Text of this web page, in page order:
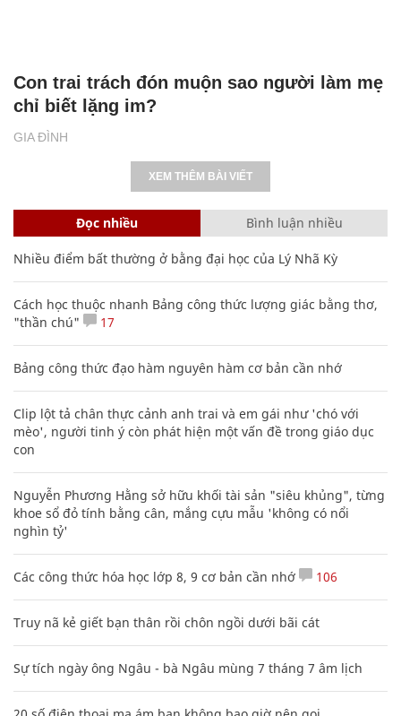
GIA ĐÌNH
Con trai trách đón muộn sao người làm mẹ
chỉ biết lặng im?
XEM THÊM BÀI VIẾT
Đọc nhiều Bình luận nhiều
Nhiều điểm bất thường ở bằng đại học của Lý Nhã Kỳ
Cách học thuộc nhanh Bảng công thức lượng giác bằng thơ,
"thần chú"
17
Bảng công thức đạo hàm nguyên hàm cơ bản cần nhớ
Clip lột tả chân thực cảnh anh trai và em gái như 'chó với
mèo', người tinh ý còn phát hiện một vấn đề trong giáo dục
con
Nguyễn Phương Hằng sở hữu khối tài sản "siêu khủng", từng
khoe sổ đỏ tính bằng cân, mắng cựu mẫu 'không có nổi
nghìn tỷ'
Các công thức hóa học lớp 8, 9 cơ bản cần nhớ 106
Truy nã kẻ giết bạn thân rồi chôn ngồi dưới bãi cát
Sự tích ngày ông Ngâu - bà Ngâu mùng 7 tháng 7 âm lịch